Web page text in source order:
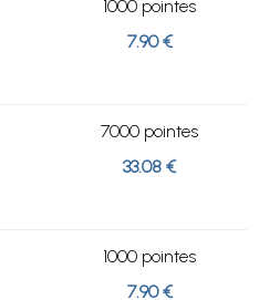
1000 pointes
7.90 €
7000 pointes
33.08 €
1000 pointes
7.90 €